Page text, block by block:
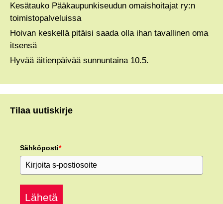
Kesätauko Pääkaupunkiseudun omaishoitajat ry:n
toimistopalveluissa
Hoivan keskellä pitäisi saada olla ihan tavallinen oma
itsensä
Hyvää äitienpäivää sunnuntaina 10.5.
Tilaa uutiskirje
Sähköposti*
Lähetä